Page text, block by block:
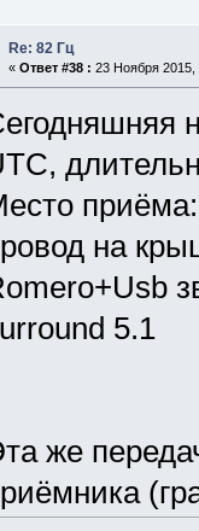
Re: 82 Гц
« Ответ #38 : 23 Ноября 2015,
на
5.1
же